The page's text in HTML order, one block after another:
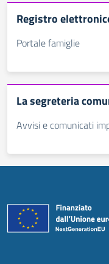
Registro
Portale famiglie
La segreteria
Avvisi e comunicati